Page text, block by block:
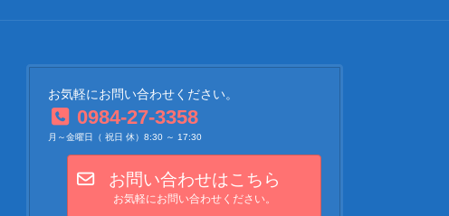
お気軽にお問い合わせください。
0984-27-3358
月～金曜日（ 祝日 休）8:30 ～ 17:30
お問い合わせはこちら
お気軽にお問い合わせください。